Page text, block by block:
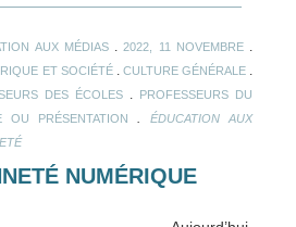
AUX MÉDIAS.2022, 11 NOVEMBRE.
ET SOCIÉTÉ. CULTURE GÉNÉRALE.
DES ÉCOLES
PROFESSEURS DU
OU PRÉSENTATION
ÉDUCATION AUX
NUMÉRIQUE